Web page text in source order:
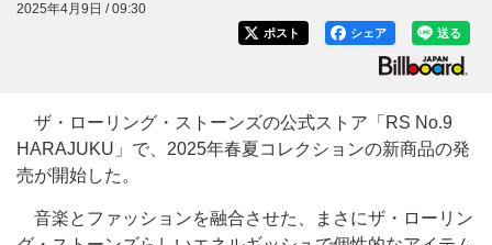
2025年4月9日 / 09:30
送る
シェア
ポスト
ザ・ローリング・ストーンズの公式ストア「RS No.9
HARAJUKU」で、2025年春夏コレクションの新商品の発
売が開始した。
音楽とファッションを融合させた、まさにザ・ローリン